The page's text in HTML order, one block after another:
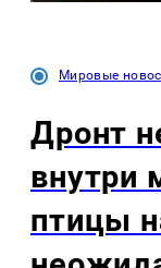
Мировые
Дронт
внутри
птицы